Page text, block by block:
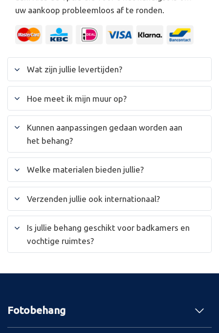
uw aankoop probleemloos af te ronden.
Wat zijn jullie levertijden?
Hoe meet ik mijn muur op?
Kunnen aanpassingen gedaan worden aan
het behang?
Welke materialen bieden jullie?
Verzenden jullie ook internationaal?
Is jullie behang geschikt voor badkamers en
vochtige ruimtes?
Fotobehang